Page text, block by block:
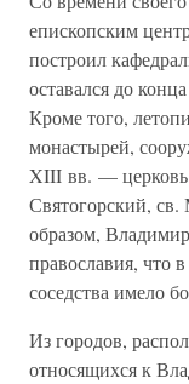
епископским
построил
оставался до
Кроме того,
монастырей,
XIII вв. —
Святогорский,
образом,
православия, что
соседства имело
Из городов,
относящихся к